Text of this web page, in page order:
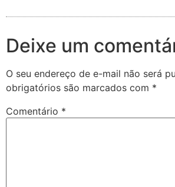
Deixe um
O seu endereço de e-mail não será
obrigatórios são marcados com *
Comentário *